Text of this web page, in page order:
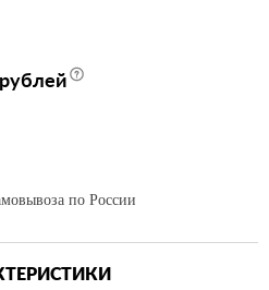
по России